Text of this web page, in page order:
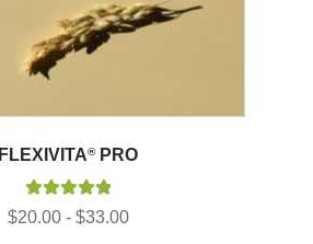
FLEXIVITA®PRO
Valorado con
$20.00 - $33.00Rango